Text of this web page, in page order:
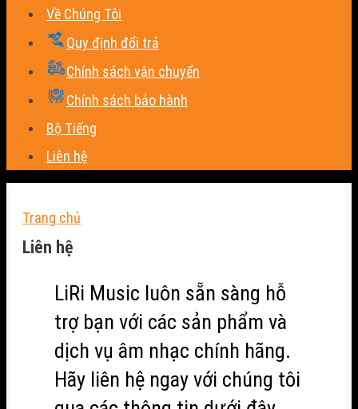
Về Chúng Tôi
Quy định đổi trả
Chính sách vận chuyển
Chính sách bảo hành
Bộ Tiếng
Liên hệ
Trang chủ
Liên hệ
LiRi Music luôn sẵn sàng hỗ
trợ bạn với các sản phẩm và
dịch vụ âm nhạc chính hãng.
Hãy liên hệ ngay với chúng tôi